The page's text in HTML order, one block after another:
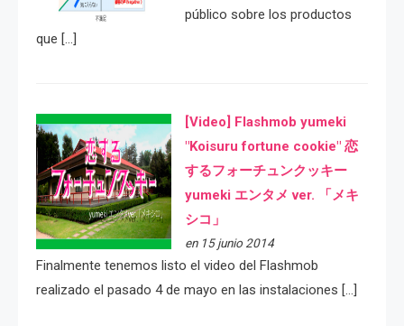
público sobre los productos
que […]
[Video] Flashmob yumeki
"Koisuru fortune cookie" 恋
するフォーチュンクッキー
yumeki エンタメ ver. 「メキ
シコ」
en 15 junio 2014
Finalmente tenemos listo el video del Flashmob
realizado el pasado 4 de mayo en las instalaciones […]